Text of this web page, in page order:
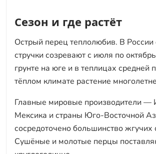
Сезон и где растёт
Острый перец теплолюбив. В
стручки созревают с июля по
грунте на юге и в теплицах средней
тёплом климате растение
Главные мировые производители —
Мексика и страны Юго-Восточной
сосредоточено большинство жгучих
Сушёные и молотые перцы